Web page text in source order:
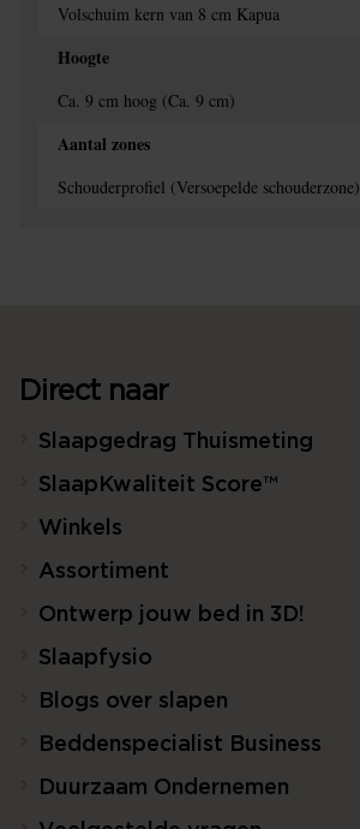
Volschuim kern van 8 cm Kapua
Hoogte
Ca. 9 cm hoog (Ca. 9 cm)
Aantal zones
Schouderprofiel (Versoepelde schouderzone)
Direct naar
Slaapgedrag Thuismeting
SlaapKwaliteit Score™
Winkels
Assortiment
Ontwerp jouw bed in 3D!
Slaapfysio
Blogs over slapen
Beddenspecialist Business
Duurzaam Ondernemen